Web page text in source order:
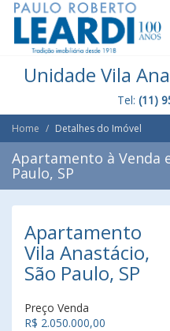
Unidade Vila
Tel: (11)
Home Detalhes do Imóvel
Apartamento à Venda
Paulo, SP
Apartamento
Vila Anastácio,
São Paulo, SP
Preço Venda
R$ 2.050.000,00